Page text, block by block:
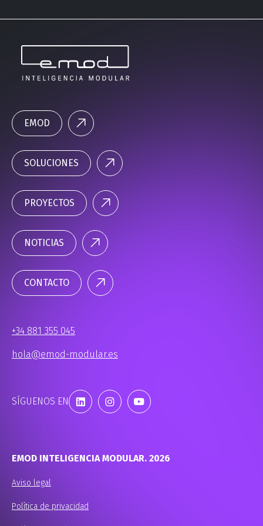
EMOD
SOLUCIONES
PROYECTOS
NOTICIAS
CONTACTO
+34 881 355 045
hola@emod-modular.es
SÍGUENOS EN
EMOD INTELIGENCIA MODULAR. 2026
Aviso legal
Política de privacidad